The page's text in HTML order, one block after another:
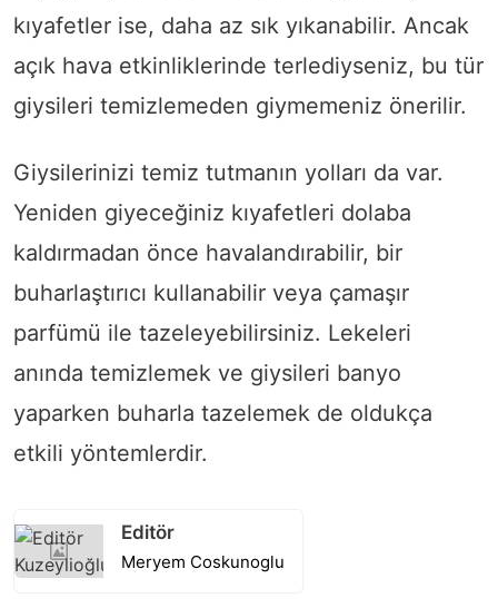
kıyafetler ise, daha az sık yıkanabilir. Ancak
açık hava etkinliklerinde terlediyseniz, bu tür
giysileri temizlemeden giymemeniz önerilir.
Giysilerinizi temiz tutmanın yolları da var.
Yeniden giyeceğiniz kıyafetleri dolaba
kaldırmadan önce havalandırabilir, bir
buharlaştırıcı kullanabilir veya çamaşır
parfümü ile tazeleyebilirsiniz. Lekeleri
anında temizlemek ve giysileri banyo
yaparken buharla tazelemek de oldukça
etkili yöntemlerdir.
Editör
Meryem Coskunoglu